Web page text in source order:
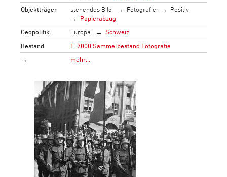
Objektträger
stehendes Bild Fotografie
Positiv
Papierabzug
Geopolitik
Europa
Schweiz
Bestand
F_7000 Sammelbestand Fotografie
→
mehr…